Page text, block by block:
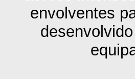
envolventes